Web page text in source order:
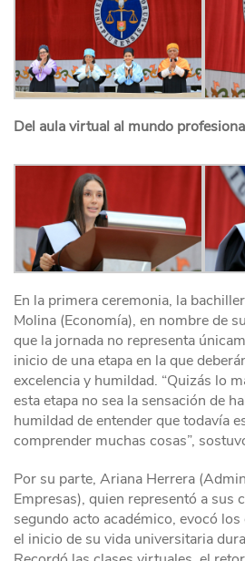
Del aula virtual al mundo
En la primera ceremonia, la
Molina (Economía), en nombre de
que la jornada no representa
inicio de una etapa en la que
excelencia y humildad. “Quizás lo
esta etapa no sea la sensación de
humildad de entender que todavía
comprender muchas cosas”,
Por su parte, Ariana Herrera
Empresas), quien representó a sus
segundo acto académico, evocó
el inicio de su vida universitaria